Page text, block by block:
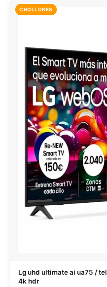
CHOLLONES
Lg uhd ultimate ai ua75 /
4k hdr